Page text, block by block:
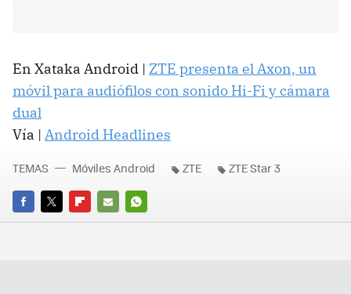
En Xataka Android | ZTE presenta el Axon, un
móvil para audiófilos con sonido Hi-Fi y cámara
dual
Vía | Android Headlines
FACEBOOK
TWITTERFLIPBOARD
E-
WHATSAPP
TEMAS Móviles Android ZTE ZTE Star 3